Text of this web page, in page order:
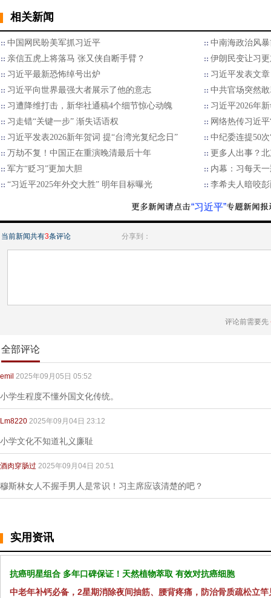
相关新闻
中国网民盼美军抓习近平
中南海政治风
亲信五虎上将落马 张又侠自断手臂？
伊朗民变让习
习近平最新恐怖绰号出炉
习近平发表文章
习近平向世界最强大者展示了他的意志
中共官场突然
习遭降维打击，新华社通稿4个细节惊心动魄
习近平2026年
习走错“关键一步” 渐失话语权
网络热传习近
习近平发表2026新年贺词 提“台湾光复纪念日”
中纪委连提50
万劫不复！中国正在重演晚清最后十年
更多人出事？
军方“贬习”更加大胆
内幕：习每天
“习近平2025年外交大胜” 明年目标曝光
李希夫人暗咬
“习近平”
当前新闻共有3条评论 分享到：
评论前需要先
全部评论
emil 2025年09月05日 05:52
小学生程度不懂外国文化传统。
Lm8220 2025年09月04日 23:12
小学文化不知道礼义廉耻
酒肉穿肠过 2025年09月04日 20:51
穆斯林女人不握手男人是常识！习主席应该清楚的吧？
实用资讯
抗癌明星组合 多年口碑保证！天然植物萃取 有效对抗癌细胞
中老年补钙必备，2星期消除夜间抽筋、腰背疼痛，防治骨质疏松立竿